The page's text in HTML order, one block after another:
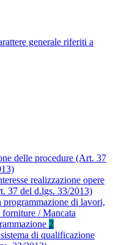
generale riferiti a
delle procedure (Art. 37
realizzazione opere
37 del d.lgs. 33/2013)
di lavori,
forniture / Mancata
2
di qualificazione